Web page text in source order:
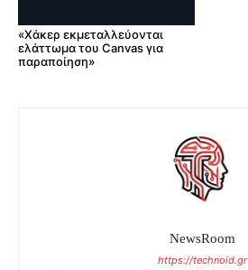
«Χάκερ εκμεταλλεύονται
ελάττωμα του Canvas για
παραποίηση»
NewsRoom
https://technoid.gr